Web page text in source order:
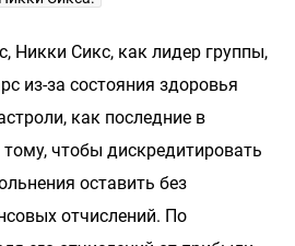
Никки Сикс, как лидер группы,
из-за состояния здоровья
как последние в
тому, чтобы дискредитировать
оставить без
отчислений. По